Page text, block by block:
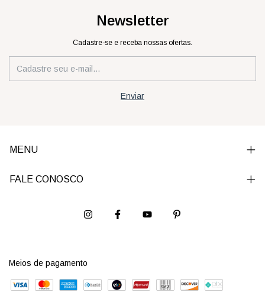
Newsletter
Cadastre-se e receba nossas ofertas.
MENU
FALE CONOSCO
Meios de pagamento